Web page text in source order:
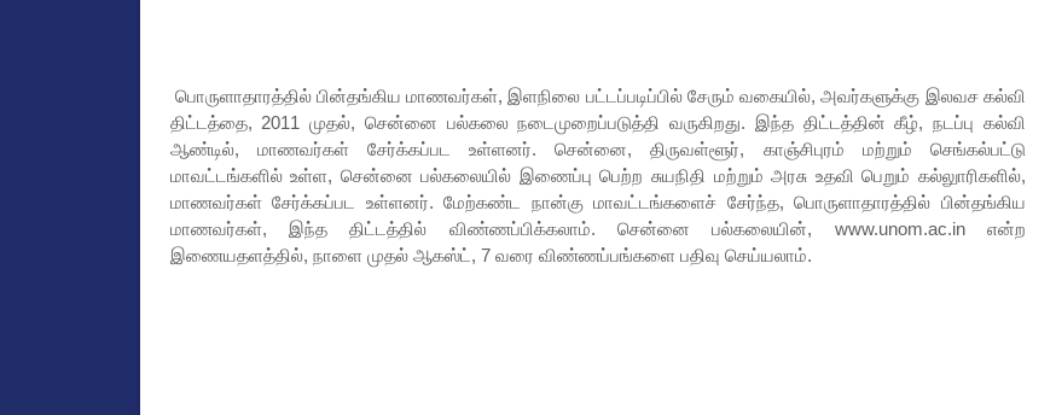
பொருளாதாரத்தில் பின்தங்கிய மாணவர்கள், இளநிலை பட்டப்படிப்பில் சேரும் வகையில், அவர்களுக்கு இலவச கல்வி
திட்டத்தை, 2011 முதல், சென்னை பல்கலை நடைமுறைப்படுத்தி வருகிறது. இந்த திட்டத்தின் கீழ், நடப்பு கல்வி
ஆண்டில், மாணவர்கள் சேர்க்கப்பட உள்ளனர். சென்னை, திருவள்ளூர், காஞ்சிபுரம் மற்றும் செங்கல்பட்டு
மாவட்டங்களில் உள்ள, சென்னை பல்கலையில் இணைப்பு பெற்ற சுயநிதி மற்றும் அரசு உதவி பெறும் கல்லுாரிகளில்,
மாணவர்கள் சேர்க்கப்பட உள்ளனர். மேற்கண்ட நான்கு மாவட்டங்களைச் சேர்ந்த, பொருளாதாரத்தில் பின்தங்கிய
மாணவர்கள், இந்த திட்டத்தில் விண்ணப்பிக்கலாம். சென்னை பல்கலையின், www.unom.ac.in என்ற
இணையதளத்தில், நாளை முதல் ஆகஸ்ட், 7 வரை விண்ணப்பங்களை பதிவு செய்யலாம்.